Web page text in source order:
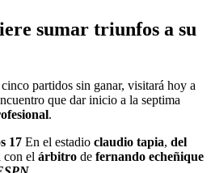
sumar triunfos a su
partidos sin ganar, visitará hoy a
que dar inicio a la septima
.
17 En el estadio claudio tapia, del
con el árbitro de fernando echeñique